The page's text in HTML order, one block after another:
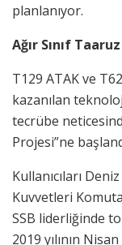
planlanıyor.
Ağır Sınıf
T129 ATAK ve
kazanılan
tecrübe
Projesi”ne
Kullanıcıları
Kuvvetleri
SSB liderliğinde
2019 yılının